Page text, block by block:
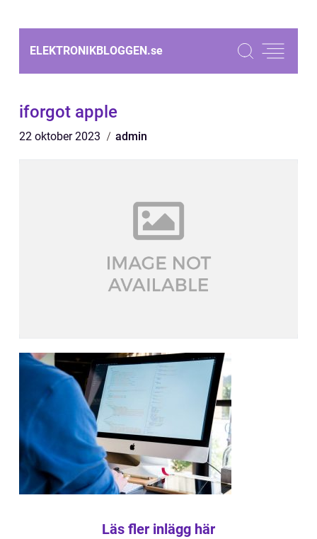
ELEKTRONIKBLOGGEN.se
iforgot apple
22 oktober 2023 admin
Läs fler inlägg här